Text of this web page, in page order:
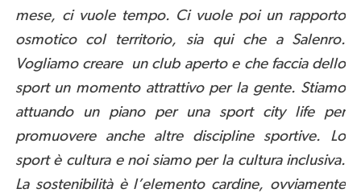
mese, ci vuole tempo. Ci vuole poi un rapporto
osmotico col territorio, sia qui che a Salenro.
Vogliamo creare un club aperto e che faccia dello
sport un momento attrattivo per la gente. Stiamo
attuando un piano per una sport city life per
promuovere anche altre discipline sportive. Lo
sport è cultura e noi siamo per la cultura inclusiva.
La sostenibilità è l’elemento cardine, ovviamente